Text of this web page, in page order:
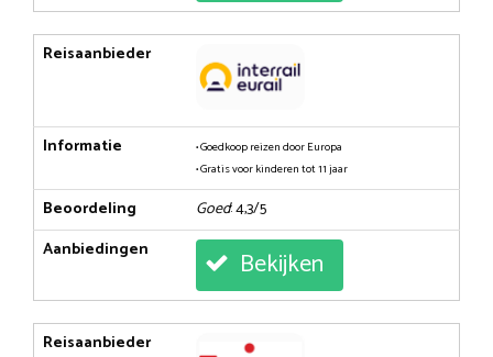
Reisaanbieder
Informatie
• Goedkoop reizen door Europa
• Gratis voor kinderen tot 11 jaar
Beoordeling Goed: 4,3/5
Aanbiedingen
Bekijken
Reisaanbieder